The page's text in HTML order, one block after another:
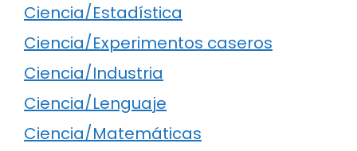
Ciencia/Estadística
Ciencia/Experimentos caseros
Ciencia/Industria
Ciencia/Lenguaje
Ciencia/Matemáticas